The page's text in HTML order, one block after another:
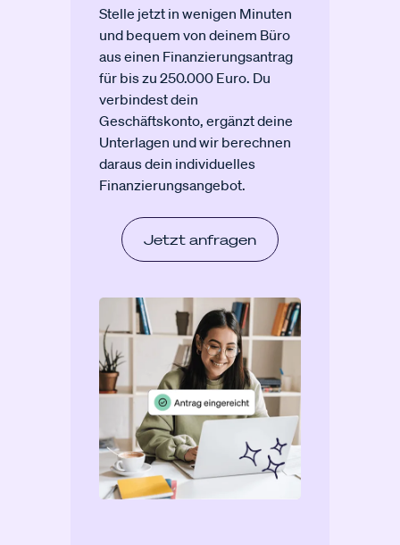
Stelle jetzt in wenigen Minuten
und bequem von deinem Büro
aus einen Finanzierungsantrag
für bis zu 250.000 Euro. Du
verbindest dein
Geschäftskonto, ergänzt deine
Unterlagen und wir berechnen
daraus dein individuelles
Finanzierungsangebot.
Jetzt anfragen